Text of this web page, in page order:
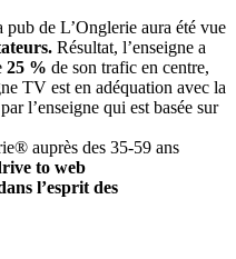
de L’Onglerie aura été vue
Résultat, l’enseigne a
25 % de son trafic en centre,
TV est en adéquation avec la
l’enseigne qui est basée sur
auprès des 35-59 ans
to web
l’esprit des